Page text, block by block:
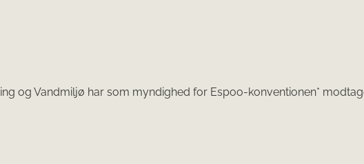
og Vandmiljø har som myndighed for Espoo-konventionen*